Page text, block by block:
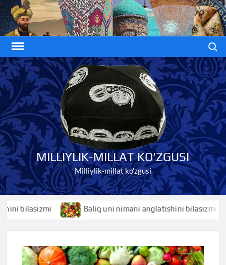
Skip
to
content
MILLIYLIK-MILLAT KO'ZGUSI
Milliylik-millat ko'zgusi
Baliq uni nimani anglatishini bilasizmi